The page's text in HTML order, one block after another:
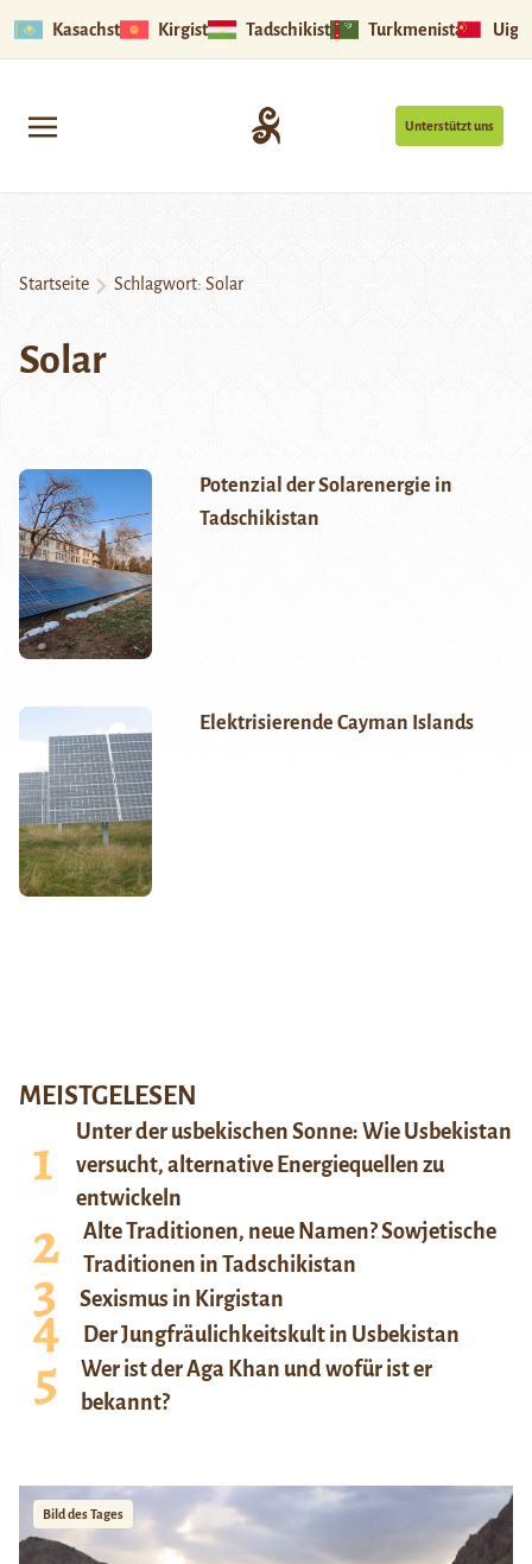
Kasachstan Kirgistan Tadschikistan Turkmenistan
Unterstützt uns
Startseite Schlagwort: Solar
Solar
Potenzial der Solarenergie in
Tadschikistan
Elektrisierende Cayman Islands
MEISTGELESEN
Unter der usbekischen Sonne: Wie Usbekistan
versucht, alternative Energiequellen zu
entwickeln
Alte Traditionen, neue Namen? Sowjetische
Traditionen in Tadschikistan
Sexismus in Kirgistan
Der Jungfräulichkeitskult in Usbekistan
Wer ist der Aga Khan und wofür ist er
bekannt?
Bild des Tages